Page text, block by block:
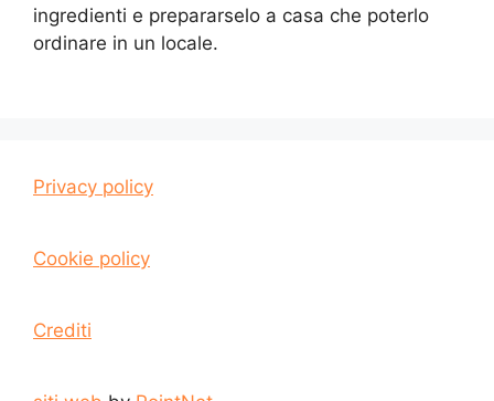
ingredienti e prepararselo a casa che poterlo
ordinare in un locale.
Privacy policy
Cookie policy
Crediti